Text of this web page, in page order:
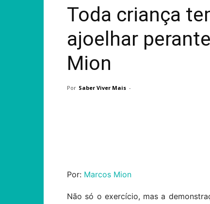
Toda criança
ajoelhar
Mion
Por Saber Viver Mais -
Por: Marcos Mion
Não só o exercício, mas a